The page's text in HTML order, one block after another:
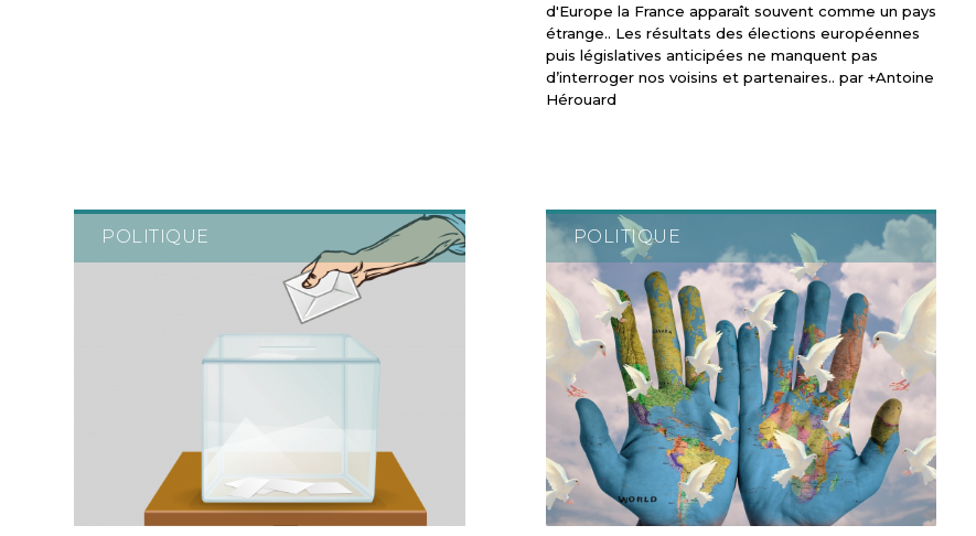
d'Europe la France apparaît souvent comme un pays
étrange.. Les résultats des élections européennes
puis législatives anticipées ne manquent pas
d’interroger nos voisins et partenaires.. par +Antoine
Hérouard
POLITIQUE POLITIQUE